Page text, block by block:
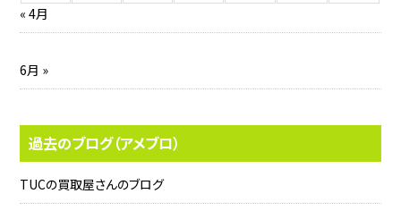
« 4月
6月 »
過去のブログ（アメブロ）
TUCの買取屋さんのブログ